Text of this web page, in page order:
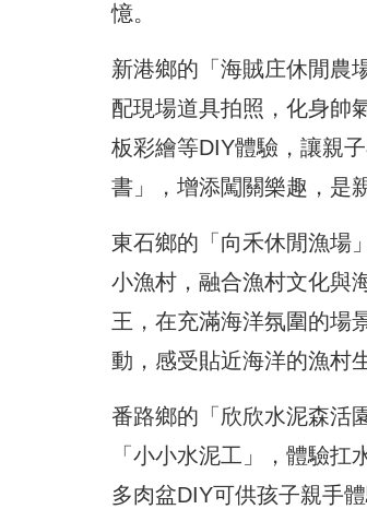
憶。
新港鄉的「海賊庄休閒農
配現場道具拍照，化身帥
板彩繪等DIY體驗，讓親
書」，增添闖關樂趣，是
東石鄉的「向禾休閒漁場
小漁村，融合漁村文化與
王，在充滿海洋氛圍的場
動，感受貼近海洋的漁村
番路鄉的「欣欣水泥森活
「小小水泥工」，體驗
多肉盆DIY可供孩子親手